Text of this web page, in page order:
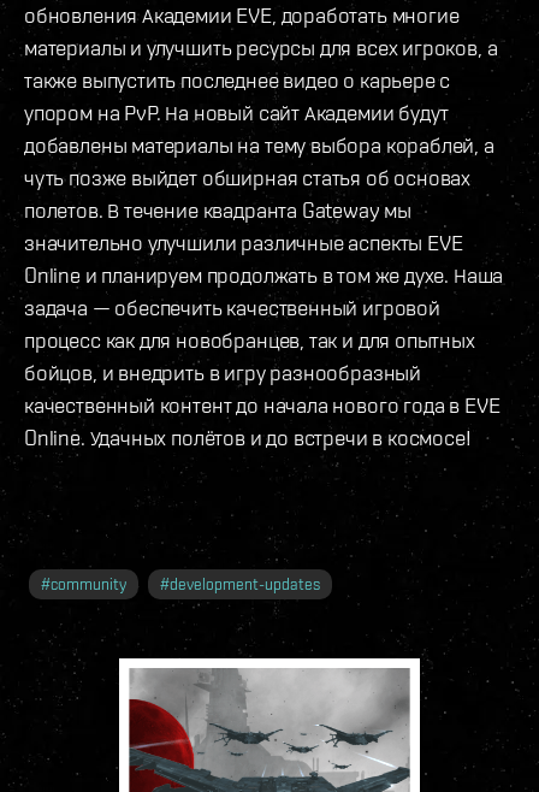
обновления Академии EVE, доработать многие
материалы и улучшить ресурсы для всех игроков, а
также выпустить последнее видео о карьере с
упором на PvP. На новый сайт Академии будут
добавлены материалы на тему выбора кораблей, а
чуть позже выйдет обширная статья об основах
полетов. В течение квадранта Gateway мы
значительно улучшили различные аспекты EVE
Online и планируем продолжать в том же духе. Наша
задача — обеспечить качественный игровой
процесс как для новобранцев, так и для опытных
бойцов, и внедрить в игру разнообразный
качественный контент до начала нового года в EVE
Online. Удачных полётов и до встречи в космосе!
#community #development-updates